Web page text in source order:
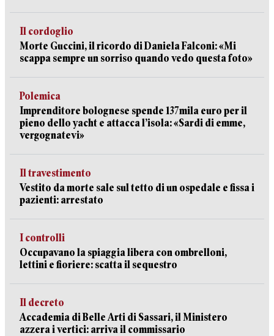
Il cordoglio
Morte Guccini, il ricordo di Daniela Falconi: «Mi
scappa sempre un sorriso quando vedo questa foto»
Polemica
Imprenditore bolognese spende 137mila euro per il
pieno dello yacht e attacca l’isola: «Sardi di emme,
vergognatevi»
Il travestimento
Vestito da morte sale sul tetto di un ospedale e fissa i
pazienti: arrestato
I controlli
Occupavano la spiaggia libera con ombrelloni,
lettini e fioriere: scatta il sequestro
Il decreto
Accademia di Belle Arti di Sassari, il Ministero
azzera i vertici: arriva il commissario